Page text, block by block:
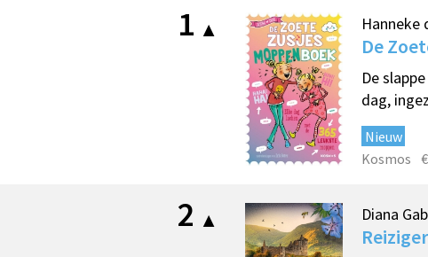
1 Hanneke
De
De
dag,
Nieuw
Kosmos
2 Diana